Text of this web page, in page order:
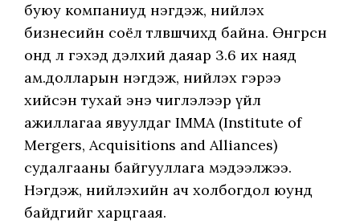
буюу компаниуд нэгдэж, нийлэх
бизнесийн соёл төлөвшчихөөд байна. Өнгөрсөн
онд л гэхэд дэлхий даяар 3.6 их наяд
ам.долларын нэгдэж, нийлэх гэрээ
хийсэн тухай энэ чиглэлээр үйл
ажиллагаа явуулдаг IMMA (Institute of
Mergers, Acquisitions and Alliances)
судалгааны байгууллага мэдээлжээ.
Нэгдэж, нийлэхийн ач холбогдол юунд
байдгийг харцгаая.